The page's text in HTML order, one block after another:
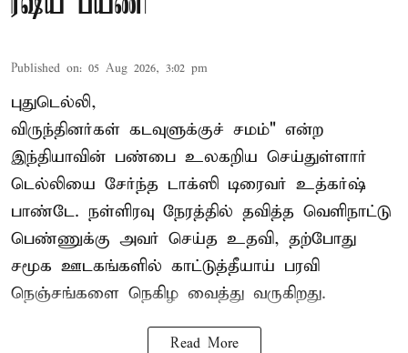
Published on: 05 Aug 2026, 3:02 pm
புதுடெல்லி,
விருந்தினர்கள் கடவுளுக்குச் சமம்" என்ற
இந்தியாவின் பண்பை உலகறிய செய்துள்ளார்
டெல்லியை சேர்ந்த டாக்ஸி டிரைவர் உத்கர்ஷ்
பாண்டே. நள்ளிரவு நேரத்தில் தவித்த வெளிநாட்டு
பெண்ணுக்கு அவர் செய்த உதவி, தற்போது
சமூக ஊடகங்களில் காட்டுத்தீயாய் பரவி
நெஞ்சங்களை நெகிழ வைத்து வருகிறது.
Read More